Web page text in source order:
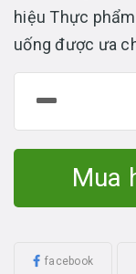
hiệu Thực
uống được ưa
Mua
facebook